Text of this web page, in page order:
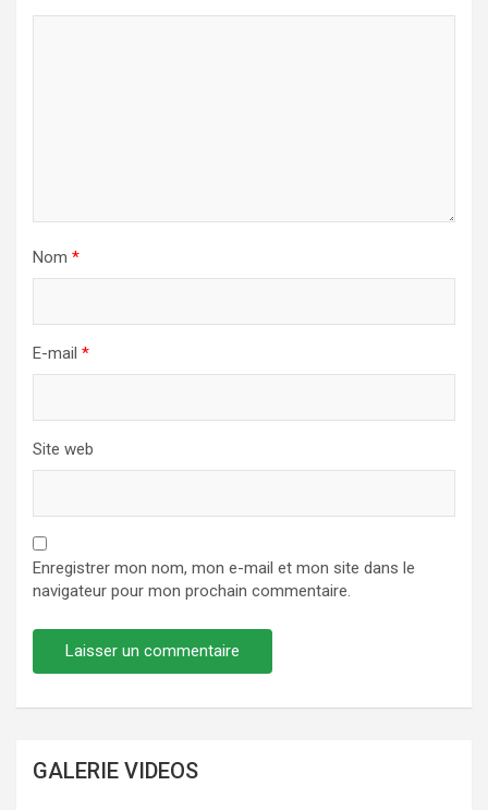
Nom *
E-mail *
Site web
Enregistrer mon nom, mon e-mail et mon site dans le
navigateur pour mon prochain commentaire.
GALERIE VIDEOS